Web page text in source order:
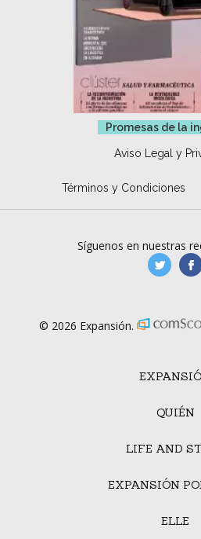
Promesas de la
Aviso Legal y
Términos y Condiciones
QUIÉN
LIFE AND
EXPANSIÓN
ELLE
Síguenos en nuestras
© 2026 Expansión.